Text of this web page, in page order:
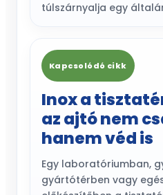
túlszárnyalja egy
Kapcsolódó cikk
Inox a
az ajtó nem
hanem véd is
Egy laboratóriumban,
gyártótérben vagy